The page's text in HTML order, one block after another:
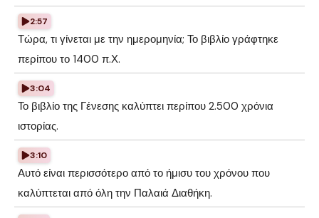
2:57
Τώρα, τι γίνεται με την ημερομηνία; Το βιβλίο γράφτηκε
περίπου το 1400 π.Χ.
3:04
Το βιβλίο της Γένεσης καλύπτει περίπου 2.500 χρόνια
ιστορίας.
3:10
Αυτό είναι περισσότερο από το ήμισυ του χρόνου που
καλύπτεται από όλη την Παλαιά Διαθήκη.